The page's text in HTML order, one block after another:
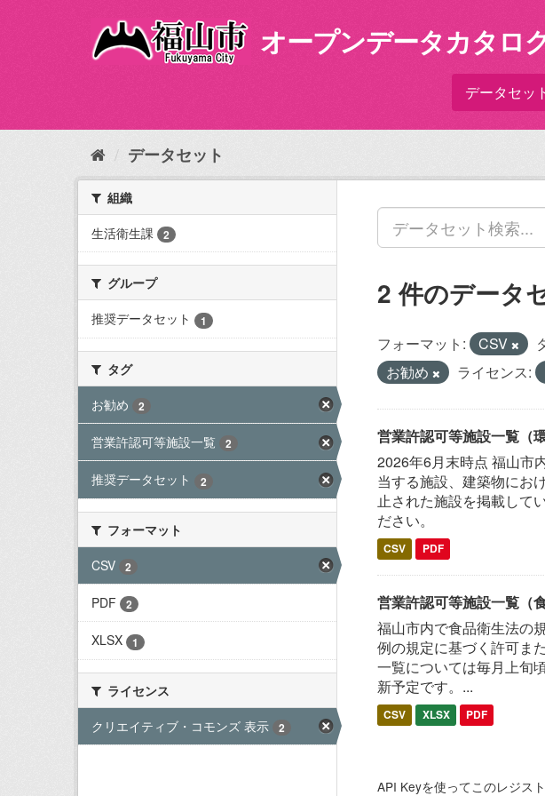
内
オープンデータカタロ
データセッ
データセット
組織
生活衛生課
2
グループ
推奨データセット
1
タグ
お勧め
2
営業許認可等施設一覧 2
推奨データセット 2
フォーマット
CSV
2
PDF 2
XLSX 1
ライセンス
クリエイティブ・コモンズ 表示
2
2 件のデータ
フォーマット: CSV
お勧め
ライセンス:
営業許認可等施設一覧（
2026年6月末時点 福山市
当する施設、建築物にお
止された施設を掲載して
ださい。
CSV PDF
営業許認可等施設一覧（
福山市内で食品衛生法の
例の規定に基づく許可ま
一覧については毎月上旬
新予定です。...
CSV XLSX PDF
API Keyを使ってこのレジス